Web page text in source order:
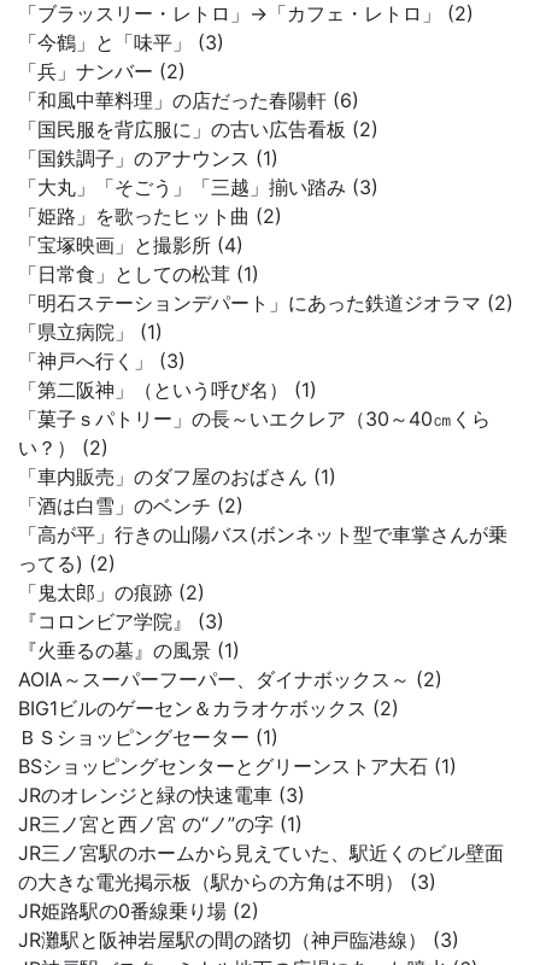
「ブラッスリー・レトロ」→「カフェ・レトロ」 (2)
「今鶴」と「味平」 (3)
「兵」ナンバー (2)
「和風中華料理」の店だった春陽軒 (6)
「国民服を背広服に」の古い広告看板 (2)
「国鉄調子」のアナウンス (1)
「大丸」「そごう」「三越」揃い踏み (3)
「姫路」を歌ったヒット曲 (2)
「宝塚映画」と撮影所 (4)
「日常食」としての松茸 (1)
「明石ステーションデパート」にあった鉄道ジオラマ (2)
「県立病院」 (1)
「神戸へ行く」 (3)
「第二阪神」（という呼び名） (1)
「菓子ｓパトリー」の長～いエクレア（30～40㎝くら
い？） (2)
「車内販売」のダフ屋のおばさん (1)
「酒は白雪」のベンチ (2)
「高が平」行きの山陽バス(ボンネット型で車掌さんが乗
ってる) (2)
「鬼太郎」の痕跡 (2)
『コロンビア学院』 (3)
『火垂るの墓』の風景 (1)
AOIA～スーパーフーパー、ダイナボックス～ (2)
BIG1ビルのゲーセン＆カラオケボックス (2)
ＢＳショッピングセーター (1)
BSショッピングセンターとグリーンストア大石 (1)
JRのオレンジと緑の快速電車 (3)
JR三ノ宮と西ノ宮 の“ノ”の字 (1)
JR三ノ宮駅のホームから見えていた、駅近くのビル壁面
の大きな電光掲示板（駅からの方角は不明） (3)
JR姫路駅の0番線乗り場 (2)
JR灘駅と阪神岩屋駅の間の踏切（神戸臨港線） (3)